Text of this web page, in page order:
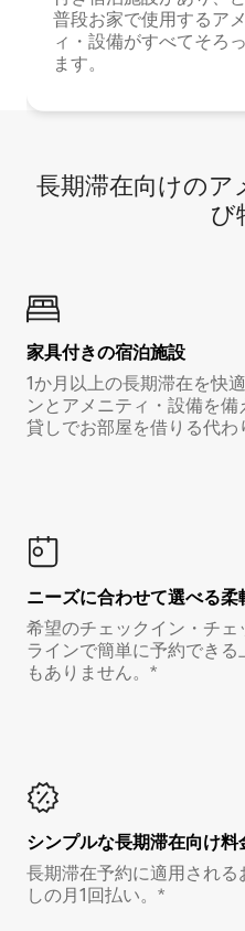
普段お家で使用するア
ィ・設備がすべてそろ
ます。
長期滞在向け⁠のア⁠
び
家具付き⁠の宿⁠泊⁠施⁠設
1か月以上の長期滞在を快
ンとアメニティ・設備を
貸しでお部屋を借りる代わ
ニーズに合わせて選べる柔
希望のチェックイン・チ
ラインで簡単に予約でき
もありません。*
シンプルな長期滞在向け料
長期滞在予約に適用され
しの月1回払い。*